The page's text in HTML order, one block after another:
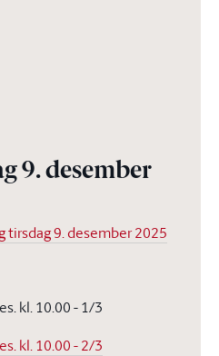
9. desember
9. desember 2025
kl. 10.00 - 1/3
kl. 10.00 - 2/3